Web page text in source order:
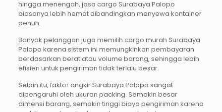
hingga menengah, jasa cargo Surabaya Palopo
biasanya lebih hemat dibandingkan menyewa kontainer
penuh.
Banyak pelanggan juga memilih cargo murah Surabaya
Palopo karena sistem ini memungkinkan pembayaran
berdasarkan berat atau volume barang, sehingga lebih
efisien untuk pengiriman tidak terlalu besar.
Selain itu, faktor ongkir Surabaya Palopo sangat
dipengaruhi oleh ukuran packing. Semakin besar
dimensi barang, semakin tinggi biaya pengiriman karena